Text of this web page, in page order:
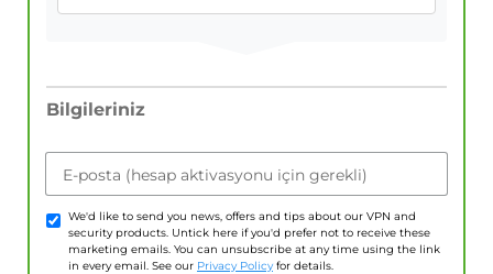
Bilgileriniz
E-posta (hesap aktivasyonu için gerekli)
We'd like to send you news, offers and tips about our VPN and
security products. Untick here if you'd prefer not to receive these
marketing emails. You can unsubscribe at any time using the link
in every email. See our Privacy Policy for details.